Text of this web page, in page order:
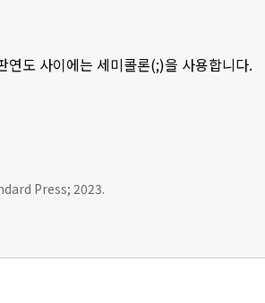
도 사이에는 세미콜론(;)을 사용합니다.
Press; 2023.